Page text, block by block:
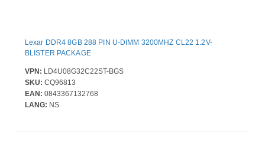
Lexar DDR4 8GB 288 PIN U-DIMM 3200MHZ CL22 1.2V-
BLISTER PACKAGE
VPN: LD4U08G32C22ST-BGS
SKU: CQ96813
EAN: 0843367132768
LANG: NS